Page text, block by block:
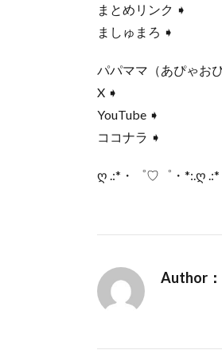
まとめリンク ➧
ましゅまろ ➧
パパママ（あぴゃお
X ➧
YouTube ➧
ココナラ ➧
ღ .:*・゜♡゜・*:.ღ
Author